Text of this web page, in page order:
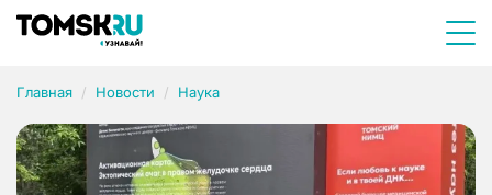
Главная Новости Наука